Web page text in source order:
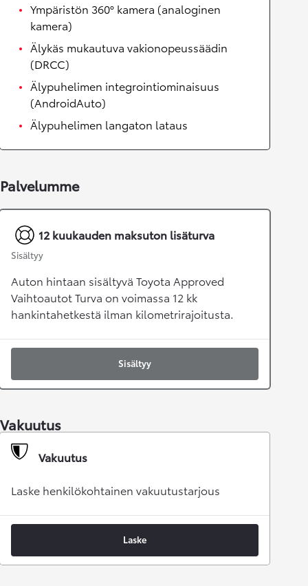
Ympäristön 360° kamera (analoginen
kamera)
Älykäs mukautuva vakionopeussäädin
(DRCC)
Älypuhelimen integrointiominaisuus
(AndroidAuto)
Älypuhelimen langaton lataus
Palvelumme
12 kuukauden maksuton lisäturva
Sisältyy
Auton hintaan sisältyvä Toyota Approved
Vaihtoautot Turva on voimassa 12 kk
hankintahetkestä ilman kilometrirajoitusta.
Sisältyy
Vakuutus
Vakuutus
Laske henkilökohtainen vakuutustarjous
Laske